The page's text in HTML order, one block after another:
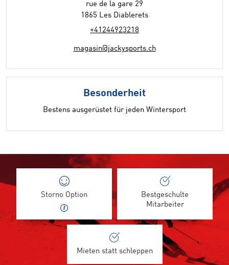
rue de la gare 29
1865 Les Diablerets
+41244923218
magasin@jackysports.ch
Besonderheit
Bestens ausgerüstet für jeden Wintersport
Storno Option
Bestgeschulte
Mitarbeiter
Mieten statt schleppen